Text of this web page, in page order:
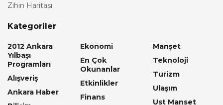
Zihin Haritası
Kategoriler
2012 Ankara
Yılbaşı
Programları
Alışveriş
Ankara Haber
Ekonomi
En Çok
Okunanlar
Etkinlikler
Finans
Manşet
Teknoloji
Turizm
Ulaşım
Ust Manset